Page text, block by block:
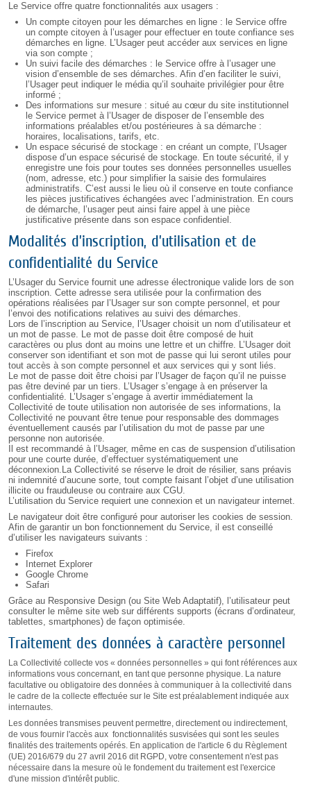
Le Service offre quatre fonctionnalités aux usagers :
Un compte citoyen pour les démarches en ligne : le Service offre
un compte citoyen à l’usager pour effectuer en toute confiance ses
démarches en ligne. L’Usager peut accéder aux services en ligne
via son compte ;
Un suivi facile des démarches : le Service offre à l’usager une
vision d’ensemble de ses démarches. Afin d’en faciliter le suivi,
l’Usager peut indiquer le média qu’il souhaite privilégier pour être
informé ;
Des informations sur mesure : situé au cœur du site institutionnel
le Service permet à l’Usager de disposer de l’ensemble des
informations préalables et/ou postérieures à sa démarche :
horaires, localisations, tarifs, etc.
Un espace sécurisé de stockage : en créant un compte, l’Usager
dispose d’un espace sécurisé de stockage. En toute sécurité, il y
enregistre une fois pour toutes ses données personnelles usuelles
(nom, adresse, etc.) pour simplifier la saisie des formulaires
administratifs. C’est aussi le lieu où il conserve en toute confiance
les pièces justificatives échangées avec l’administration. En cours
de démarche, l’usager peut ainsi faire appel à une pièce
justificative présente dans son espace confidentiel.
Modalités d’inscription, d’utilisation et de
confidentialité du Service
L’Usager du Service fournit une adresse électronique valide lors de son
inscription. Cette adresse sera utilisée pour la confirmation des
opérations réalisées par l’Usager sur son compte personnel, et pour
l’envoi des notifications relatives au suivi des démarches.
Lors de l’inscription au Service, l’Usager choisit un nom d’utilisateur et
un mot de passe. Le mot de passe doit être composé de huit
caractères ou plus dont au moins une lettre et un chiffre. L’Usager doit
conserver son identifiant et son mot de passe qui lui seront utiles pour
tout accès à son compte personnel et aux services qui y sont liés.
Le mot de passe doit être choisi par l’Usager de façon qu’il ne puisse
pas être deviné par un tiers. L’Usager s’engage à en préserver la
confidentialité. L’Usager s’engage à avertir immédiatement la
Collectivité de toute utilisation non autorisée de ses informations, la
Collectivité ne pouvant être tenue pour responsable des dommages
éventuellement causés par l’utilisation du mot de passe par une
personne non autorisée.
Il est recommandé à l’Usager, même en cas de suspension d’utilisation
pour une courte durée, d’effectuer systématiquement une
déconnexion.La Collectivité se réserve le droit de résilier, sans préavis
ni indemnité d’aucune sorte, tout compte faisant l’objet d’une utilisation
illicite ou frauduleuse ou contraire aux CGU.
L’utilisation du Service requiert une connexion et un navigateur internet.
Le navigateur doit être configuré pour autoriser les cookies de session.
Afin de garantir un bon fonctionnement du Service, il est conseillé
d’utiliser les navigateurs suivants :
Firefox
Internet Explorer
Google Chrome
Safari
Grâce au Responsive Design (ou Site Web Adaptatif), l’utilisateur peut
consulter le même site web sur différents supports (écrans d’ordinateur,
tablettes, smartphones) de façon optimisée.
Traitement des données à caractère personnel
La Collectivité collecte vos « données personnelles » qui font références aux
informations vous concernant, en tant que personne physique. La nature
facultative ou obligatoire des données à communiquer à la collectivité dans
le cadre de la collecte effectuée sur le Site est préalablement indiquée aux
internautes.
Les données transmises peuvent permettre, directement ou indirectement,
de vous fournir l'accès aux fonctionnalités susvisées qui sont les seules
finalités des traitements opérés. En application de l'article 6 du Règlement
(UE) 2016/679 du 27 avril 2016 dit RGPD, votre consentement n'est pas
nécessaire dans la mesure où le fondement du traitement est l'exercice
d'une mission d'intérêt public.